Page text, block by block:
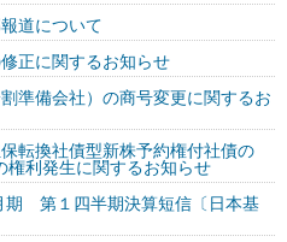
道について
正に関するお知らせ
準備会社）の商号変更に関するお
転換社債型新株予約権付社債の
権利発生に関するお知らせ
期 第１四半期決算短信〔日本基